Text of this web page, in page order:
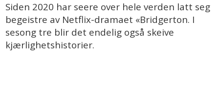
Siden 2020 har seere over hele verden latt seg
begeistre av Netflix-dramaet «Bridgerton. I
sesong tre blir det endelig også skeive
kjærlighetshistorier.